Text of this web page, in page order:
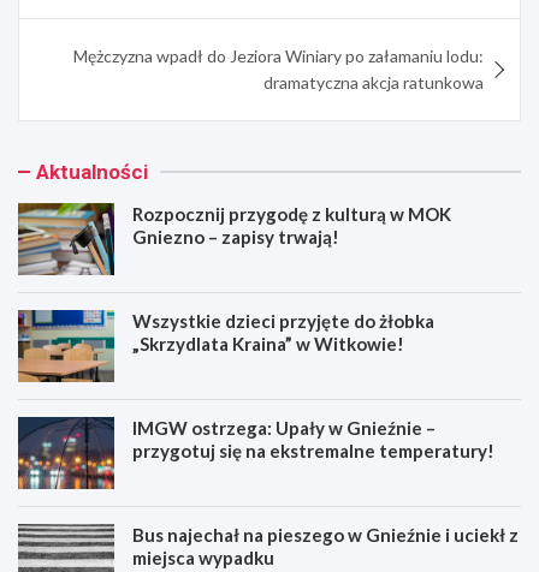
Mężczyzna wpadł do Jeziora Winiary po załamaniu lodu:
dramatyczna akcja ratunkowa
Aktualności
Rozpocznij przygodę z kulturą w MOK
Gniezno – zapisy trwają!
Wszystkie dzieci przyjęte do żłobka
„Skrzydlata Kraina” w Witkowie!
IMGW ostrzega: Upały w Gnieźnie –
przygotuj się na ekstremalne temperatury!
Bus najechał na pieszego w Gnieźnie i uciekł z
miejsca wypadku